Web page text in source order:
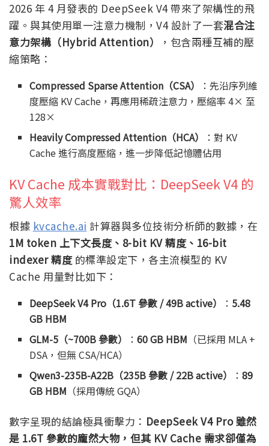
2026 年 4 月發表的 DeepSeek V4 帶來了架構性的飛
躍。與其使用單一注意力機制，V4 設計了一套混合注
意力架構（Hybrid Attention）
，包含兩種互補的壓
縮策略：
Compressed Sparse Attention（CSA）
：先沿序列維
度壓縮 KV Cache，再應用稀疏注意力，壓縮率 4× 至
128×
Heavily Compressed Attention（HCA）
：對 KV
Cache 進行高度壓縮，進一步降低記憶體佔用
KV Cache 成本實戰對比：DeepSeek V4 的
驚人效率
根據 kvcache.ai 計算器與多位技術分析師的數據，在
1M token 上下文長度、8-bit KV 精度、16-bit
indexer 精度的標準設定下，各主流模型的 KV
Cache 用量對比如下：
DeepSeek V4 Pro（1.6T 參數 / 49B active） ： 5.48
GB HBM
GLM-5（~700B 參數）
：60 GB HBM （已採用 MLA +
DSA，但無 CSA/HCA）
Qwen3-235B-A22B（235B 參數 / 22B active）
：89
GB HBM （採用傳統 GQA）
數字呈現的結論極具衝擊力： DeepSeek V4 Pro 雖然
是 1.6T 參數的龐然大物，但其 KV Cache 需求卻僅為